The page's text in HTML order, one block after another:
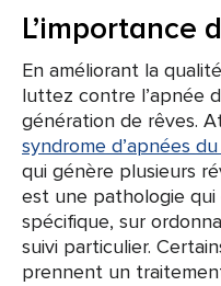
L’importance
En améliorant la
luttez contre l’apnée
génération de rêves.
syndrome d’apnées
qui génère plusieurs
est une pathologie
spécifique, sur
suivi particulier.
prennent un